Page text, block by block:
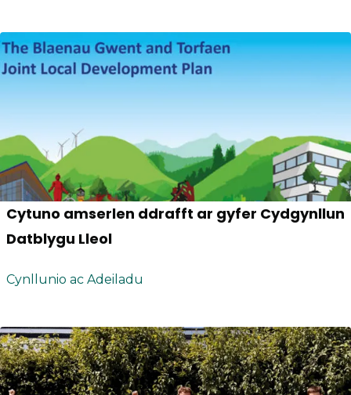
Cytuno amserlen ddrafft ar gyfer Cydgynllun
Datblygu Lleol
Cynllunio ac Adeiladu